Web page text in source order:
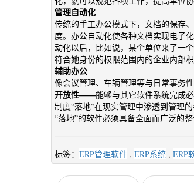
管理自动化
传统的手工办公模式下，文档的保存
度。办公自动化使各种文档实现电子
动化以后，比如说，某个单位来了一
符合她身份的权限范围内的企业内部
辅助办公
像会议管理、车辆管理等与日常事务
开放性——能够与其它软件系统完成
制度“落地”在现实管理中渗透到管理
“落地”的软件必须具备全面而广泛的
标签： ERP管理软件 , ERP系统 , ERP